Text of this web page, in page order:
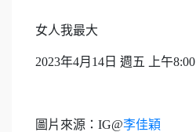
女人我最大
2023年4月14日 週五 上午8:00
圖片來源：IG@李佳穎